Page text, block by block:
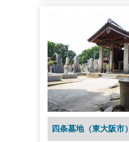
四条墓地（東大阪市）